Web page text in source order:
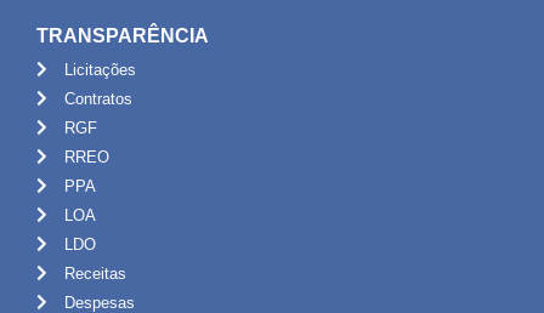
TRANSPARÊNCIA
Licitações
Contratos
RGF
RREO
PPA
LOA
LDO
Receitas
Despesas